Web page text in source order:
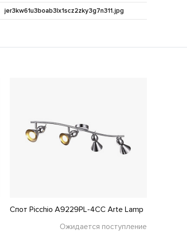
jer3kw61u3boab3lx1scz2zky3g7n311.jpg
Спот Picchio A9229PL-4CC Arte Lamp
Ожидается поступление